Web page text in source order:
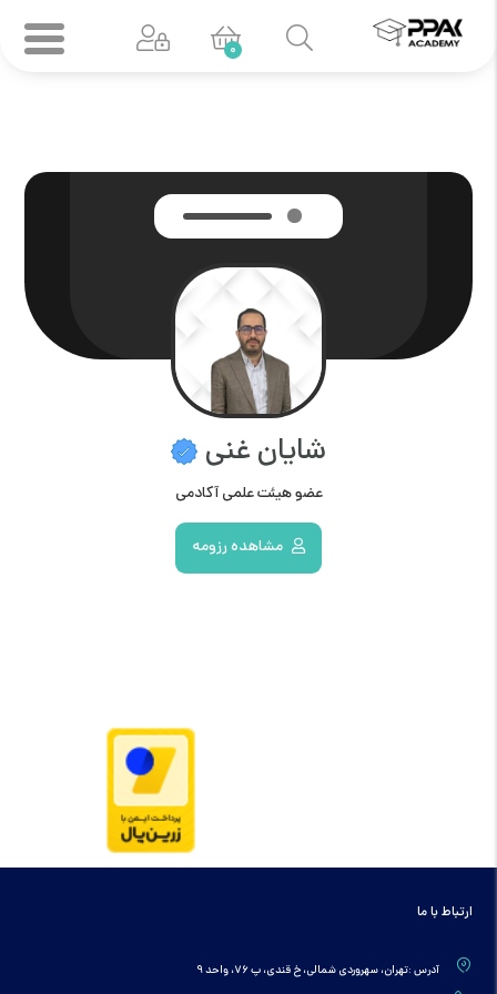
0
شایان غنی
عضو هیئت علمی آکادمی
مشاهده رزومه
ارتباط با ما
آدرس :تهران، سهروردی شمالی، خ قندی، پ 76، واحد 9